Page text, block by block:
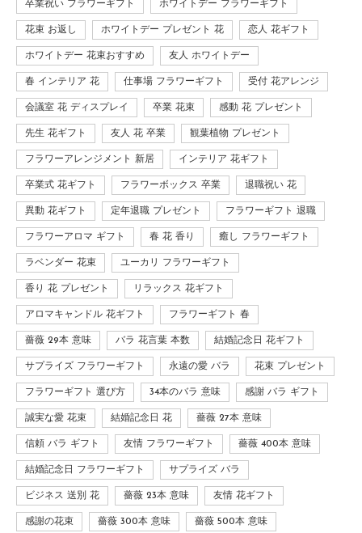
卒業祝い フラワーギフト ホワイトデー フラワーギフト
花束 お返し ホワイトデー プレゼント 花 恋人 花ギフト
ホワイトデー 花束おすすめ 友人 ホワイトデー
春 インテリア 花 仕事場 フラワーギフト 受付 花アレンジ
会議室 花 ディスプレイ 卒業 花束 感動 花 プレゼント
先生 花ギフト 友人 花 卒業 観葉植物 プレゼント
フラワーアレンジメント 新居 インテリア 花ギフト
卒業式 花ギフト フラワーボックス 卒業 退職祝い 花
異動 花ギフト 定年退職 プレゼント フラワーギフト 退職
フラワーアロマ ギフト 春 花 香り 癒し フラワーギフト
ラベンダー 花束 ユーカリ フラワーギフト
香り 花 プレゼント リラックス 花ギフト
アロマキャンドル 花ギフト フラワーギフト 春
薔薇 29本 意味 バラ 花言葉 本数 結婚記念日 花ギフト
サプライズ フラワーギフト 永遠の愛 バラ 花束 プレゼント
フラワーギフト 選び方 34本のバラ 意味 感謝 バラ ギフト
誠実な愛 花束 結婚記念日 花 薔薇 27本 意味
信頼 バラ ギフト 友情 フラワーギフト 薔薇 400本 意味
結婚記念日 フラワーギフト サプライズ バラ
ビジネス 送別 花 薔薇 23本 意味 友情 花ギフト
感謝の花束 薔薇 300本 意味 薔薇 500本 意味